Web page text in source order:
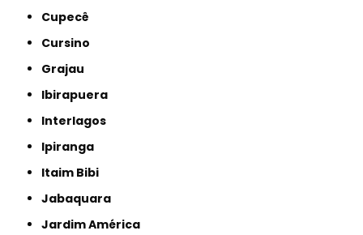
Cupecê
Cursino
Grajau
Ibirapuera
Interlagos
Ipiranga
Itaim Bibi
Jabaquara
Jardim América